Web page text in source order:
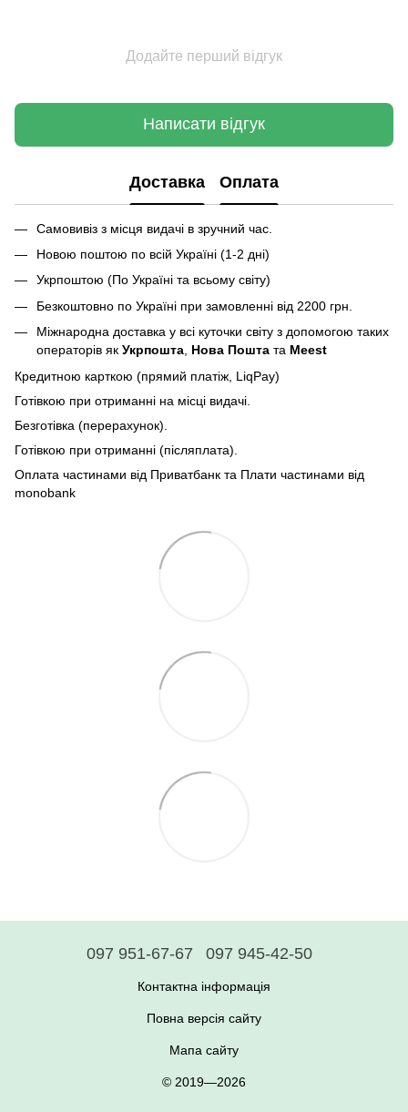
Додайте перший відгук
Написати відгук
Доставка Оплата
Самовивіз з місця видачі в зручний час.
Новою поштою по всій Україні (1-2 дні)
Укрпоштою (По Україні та всьому світу)
Безкоштовно по Україні при замовленні від 2200 грн.
Міжнародна доставка у всі куточки світу з допомогою таких
операторів як Укрпошта Нова Пошта та Meest
Кредитною карткою (прямий платіж, LiqPay)
Готівкою при отриманні на місці видачі.
Безготівка (перерахунок).
Готівкою при отриманні (післяплата).
Оплата частинами від Приватбанк та Плати частинами від
monobank
097 951-67-67 097 945-42-50
Контактна інформація
Повна версія сайту
Мапа сайту
© 2019—2026